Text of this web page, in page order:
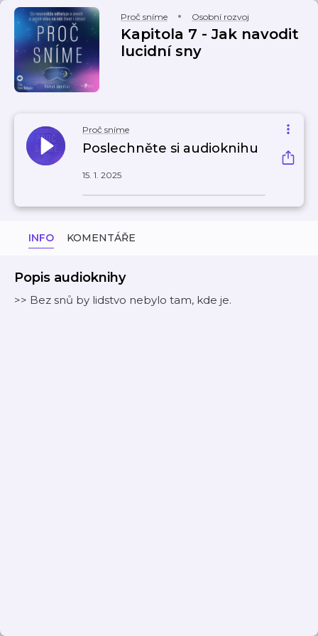
Proč sníme Osobní rozvoj
Kapitola 7 - Jak navodit
lucidní sny
Proč sníme
Poslechněte si audioknihu
15. 1. 2025
INFO KOMENTÁŘE
Popis audioknihy
>> Bez snů by lidstvo nebylo tam, kde je.